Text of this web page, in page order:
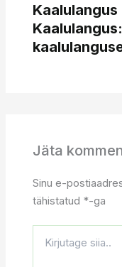
Jäta
Sinu e-
tähistatud *-ga
siia..